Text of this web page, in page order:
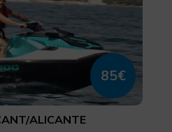
85€
ALICANTE